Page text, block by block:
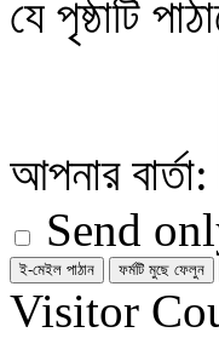
যে পৃষ্ঠাটি
আপনার বার্তা:
Send
Visitor